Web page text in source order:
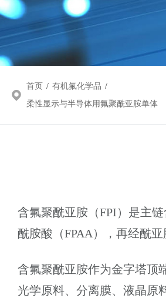
首页 / 有机氟化学品 /
柔性显示与半导体用氟聚酰亚胺单体
含氟聚酰亚胺（FPI）是主
酰胺酸（FPAA），再经酰
含氟聚酰亚胺作为金字塔顶
光学原料、分离膜、液晶原